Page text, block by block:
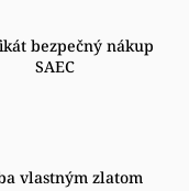
bezpečný nákup
SAEC
vlastným zlatom